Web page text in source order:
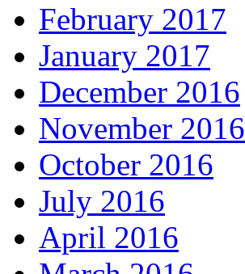
February 2017
January 2017
December 2016
November 2016
October 2016
July 2016
April 2016